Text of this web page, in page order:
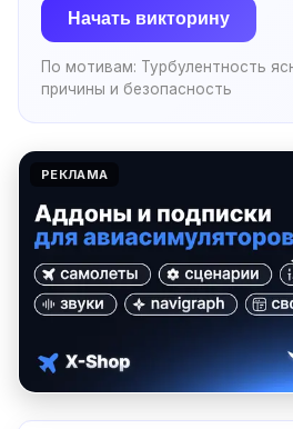
Начать викторину
По мотивам: Турбулентность
причины и безопасность
РЕКЛАМА